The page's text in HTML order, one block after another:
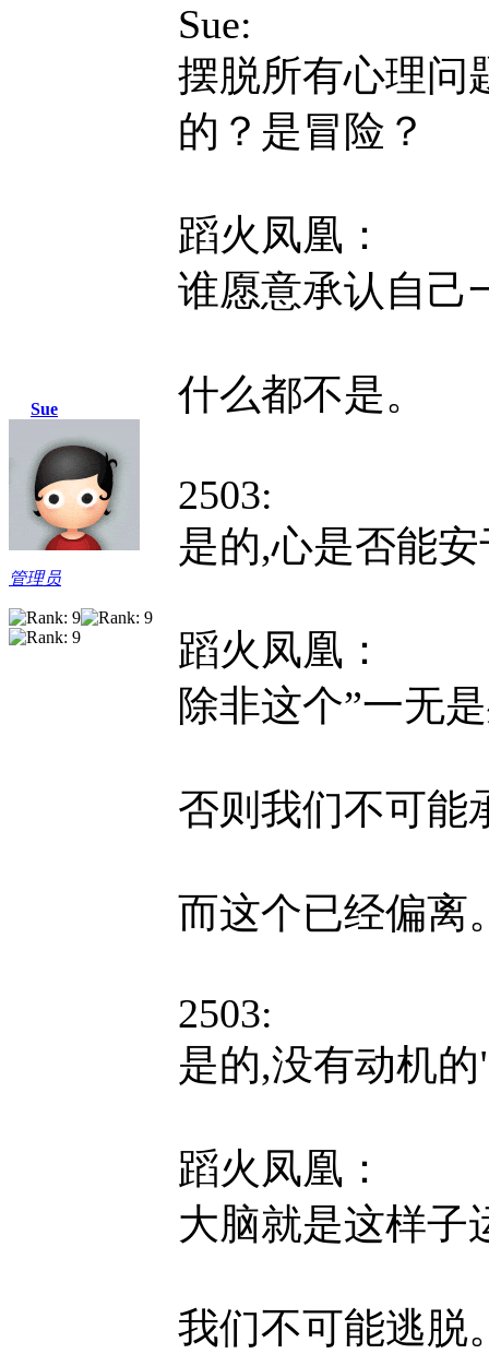
Sue
管理员
Sue:
摆脱所有心理问
的？是冒险？
蹈火凤凰：
谁愿意承认自己
什么都不是。
2503:
是的,心是否能
蹈火凤凰：
除非这个”一无
否则我们不可能
而这个已经偏离
2503:
是的,没有动机
蹈火凤凰：
大脑就是这样子
我们不可能逃脱